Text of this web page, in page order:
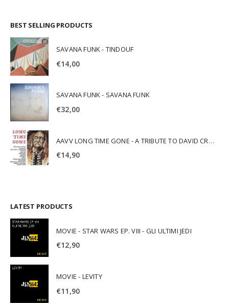
BEST SELLING PRODUCTS
SAVANA FUNK - TINDOUF
€14,00
SAVANA FUNK - SAVANA FUNK
€32,00
AAVV LONG TIME GONE - A TRIBUTE TO DAVID CROSBY
€14,90
LATEST PRODUCTS
MOVIE - STAR WARS EP. VIII - GLI ULTIMI JEDI
€12,90
MOVIE - LEVITY
€11,90